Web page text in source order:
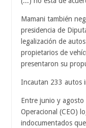
Mamani también
presidencia de
legalización de
propietarios de
presentaron su
Incautan 233 autos
Entre junio y agosto
Operacional (CEO)
indocumentados